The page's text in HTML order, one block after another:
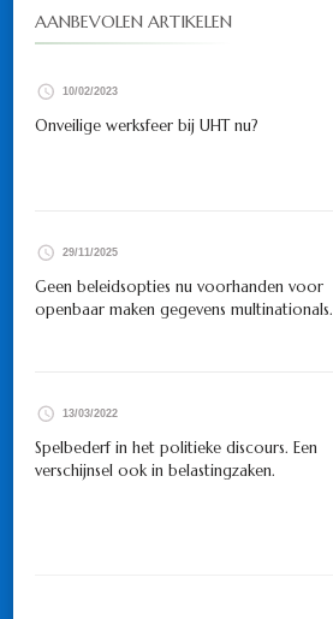
AANBEVOLEN ARTIKELEN
10/02/2023
Onveilige werksfeer bij UHT nu?
29/11/2025
Geen beleidsopties nu voorhanden voor
openbaar maken gegevens multinationals.
13/03/2022
Spelbederf in het politieke discours. Een
verschijnsel ook in belastingzaken.